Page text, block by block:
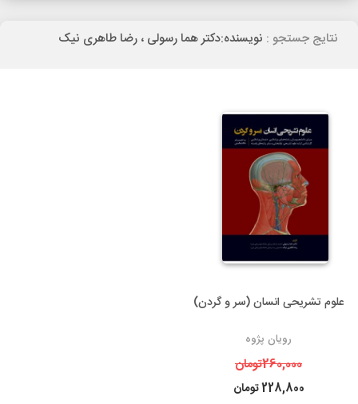
نتایج جستجو : نویسنده:دکتر هما رسولی ، رضا طاهری نیک
علوم تشریحی انسان (سر و گردن)
رویان پژوه
260,000تومان
228,800تومان